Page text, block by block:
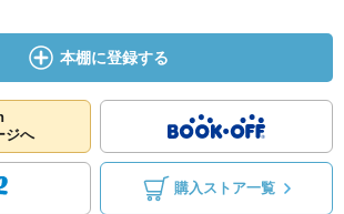
本棚に登録する
ジへ
購入ストア一覧